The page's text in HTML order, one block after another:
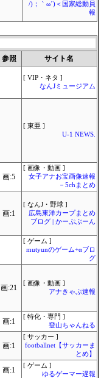
/)；｀ω´)＜国家総動員
報
参照 サイト名
[ VIP・ネタ ]
なんJミュージアム
[ 東亜 ]
U-1 NEWS.
画:5
[ 画像・動画 ]
女子アナお宝画像速報
－5chまとめ
画:1
[ なんJ・野球 ]
広島東洋カープまとめ
ブログ | かーぷぶーん
[ ゲーム ]
mutyunのゲーム+αブロ
グ
画:21
[ 画像・動画 ]
アナきゃぷ速報
画:1
[ 特化・専門 ]
登山ちゃんねる
画:1
[ サッカー ]
footballnet【サッカーま
とめ】
画:1
[ ゲーム ]
ゆるゲーマー遅報